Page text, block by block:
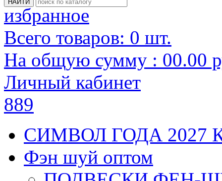
избранное
Всего товаров: 0 шт.
На общую сумму : 00.00
Личный кабинет
889
СИМВОЛ ГОДА 2027
Фэн шуй оптом